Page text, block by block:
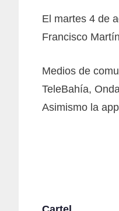
El martes 4 de
Francisco
Medios de
TeleBahía,
Asimismo la